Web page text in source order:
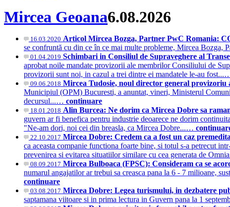
Mircea Geoana6.08.2026
16.03.2020 Articol Mircea Bozga, Partner PwC Romania:
se confruntă cu din ce în ce mai multe probleme, Mircea
01.04.2019 Schimbari in Consiliul de Supraveghere al
aprobat noile mandate provizorii ale membrilor Consiliului de
provizorii sunt noi, in cazul a trei dintre ei mandatele le-au
09.06.2018 Mircea Tudosie, noul director general provizoriu
Municipiul (OPM) Bucuresti, a anuntat, vineri, Ministerul
decursul...… continuare
18.01.2018 Alin Burcea: Ne dorim ca Mircea Dobre sa
guvern ar fi benefica pentru industrie deoarece ne dorim
"Ne-am dori, noi cei din breasla, ca Mircea Dobre...…
22.10.2017 Mircea Dobre: Credem ca a fost un caz
ca aceasta companie functiona foarte bine, si totul s-a petrecut
prevenirea si evitarea situatiilor similare cu cea generata de
08.09.2017 Mircea Bulboaca (FPSC): Consideram ca se
numarul angajatilor ar trebui sa creasca pana la 6 - 7 milioane,
continuare
03.08.2017 Mircea Dobre: Legea turismului, in dezbatere
saptamana viitoare si in prima lectura in Guvern pana la 1